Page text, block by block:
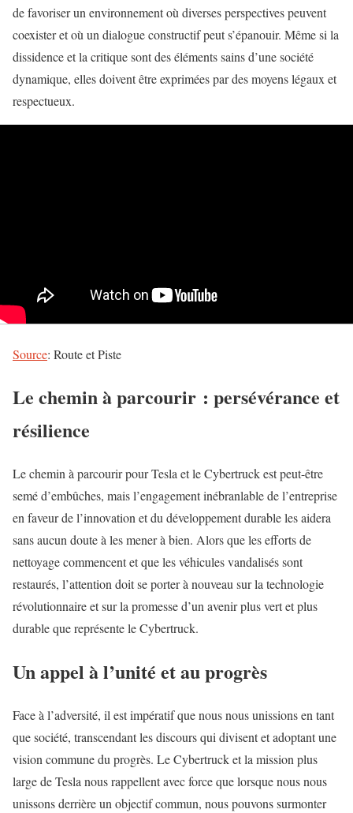
de favoriser un environnement où diverses perspectives peuvent
coexister et où un dialogue constructif peut s’épanouir. Même si la
dissidence et la critique sont des éléments sains d’une société
dynamique, elles doivent être exprimées par des moyens légaux et
respectueux.
Source: Route et Piste
Le chemin à parcourir : persévérance et
résilience
Le chemin à parcourir pour Tesla et le Cybertruck est peut-être
semé d’embûches, mais l’engagement inébranlable de l’entreprise
en faveur de l’innovation et du développement durable les aidera
sans aucun doute à les mener à bien. Alors que les efforts de
nettoyage commencent et que les véhicules vandalisés sont
restaurés, l’attention doit se porter à nouveau sur la technologie
révolutionnaire et sur la promesse d’un avenir plus vert et plus
durable que représente le Cybertruck.
Un appel à l’unité et au progrès
Face à l’adversité, il est impératif que nous nous unissions en tant
que société, transcendant les discours qui divisent et adoptant une
vision commune du progrès. Le Cybertruck et la mission plus
large de Tesla nous rappellent avec force que lorsque nous nous
unissons derrière un objectif commun, nous pouvons surmonter